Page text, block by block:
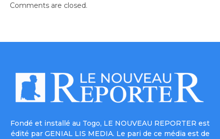
Comments are closed.
Fondé et installé au Togo, LE NOUVEAU REPORTER est
édité par GENIAL LIS MEDIA. Le pari de ce média est de